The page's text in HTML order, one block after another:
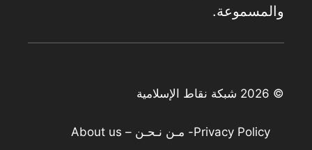
والمسموعة.
© 2026 شبكة نقاط الإسلامية
Privacy Policy- مـن نـحـن – About us